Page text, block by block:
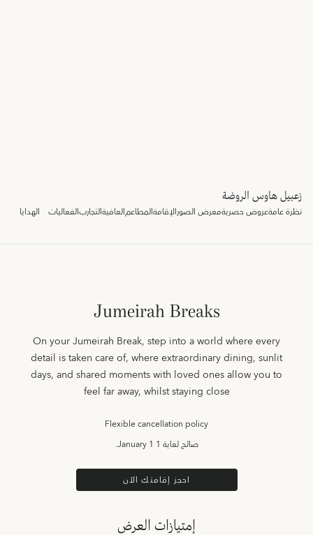
زعبيل هاوس الروضة
نظرة عامةعروض حصريةمعرض الصورالإقامةالمطاعمالعافيةالتجاربالفعاليات الهدايا
Jumeirah Breaks
On your Jumeirah Break, step into a world where every
detail is taken care of, where extraordinary dining, sunlit
days, and shared moments with loved ones allow you to
feel far away, whilst staying close
Flexible cancellation policy
صالح لغاية
احجز إقامتك الآن
إمتيازات العرض